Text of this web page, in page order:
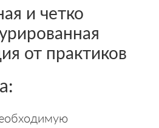
и четко
от практиков